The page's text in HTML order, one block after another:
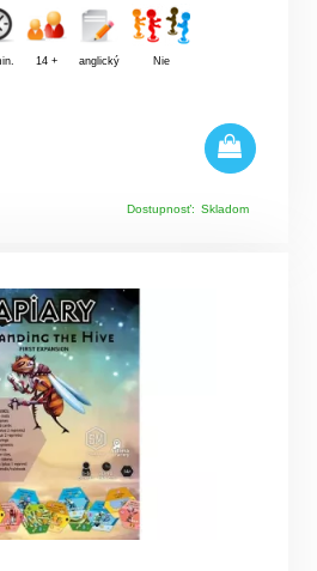
14 + anglický Nie
Dostupnosť: Skladom